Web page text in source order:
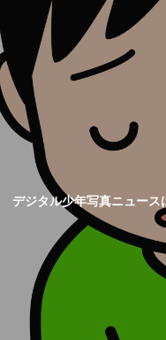
デジタル少年写真ニュー